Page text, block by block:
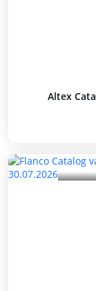
Altex